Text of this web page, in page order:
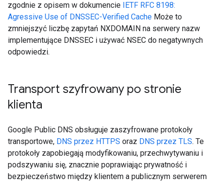
zgodnie z opisem w dokumencie
IETF RFC 8198:
Agressive Use of DNSSEC-Verified Cache Może to
zmniejszyć liczbę zapytań NXDOMAIN na serwery nazw
implementujące DNSSEC i używać NSEC do negatywnych
odpowiedzi.
Transport szyfrowany po stronie
klienta
Google Public DNS obsługuje zaszyfrowane protokoły
transportowe, DNS przez HTTPS oraz DNS przez TLS. Te
protokoły zapobiegają modyfikowaniu, przechwytywaniu i
podszywaniu się, znacznie poprawiając prywatność i
bezpieczeństwo między klientem a publicznym serwerem